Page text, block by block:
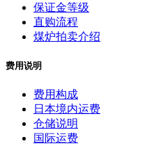
保证金等级
直购流程
煤炉拍卖介绍
费用说明
费用构成
日本境内运费
仓储说明
国际运费